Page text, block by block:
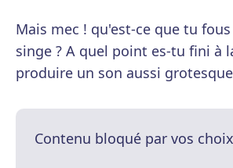
Mais mec ! qu'est-ce que tu
singe ? A quel point es-tu fini à
produire un son aussi
Contenu bloqué par vos